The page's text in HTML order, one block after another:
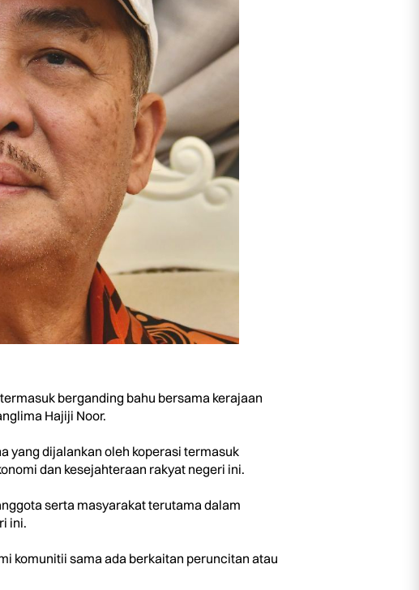
berganding bahu bersama kerajaan
Hajiji Noor.
yang dijalankan oleh koperasi termasuk
dan kesejahteraan rakyat negeri ini.
serta masyarakat terutama dalam
ini.
komunitii sama ada berkaitan peruncitan atau